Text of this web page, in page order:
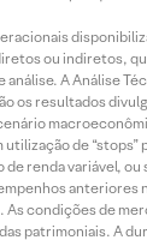
ou indiretos,
análise. A
resultados
de “stops”
renda variável,
condições de
patrimoniais. A